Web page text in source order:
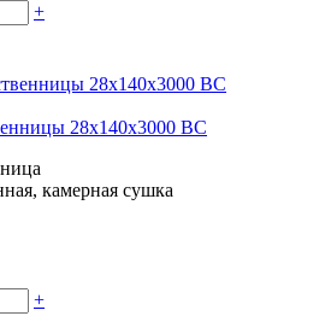
+
28х140х3000 BC
камерная сушка
+